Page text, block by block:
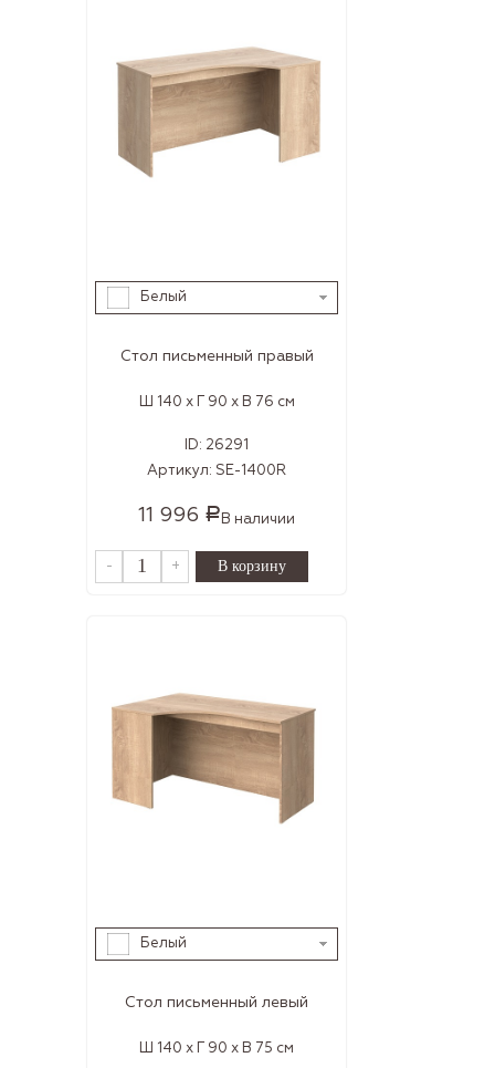
Белый
Стол письменный правый
Ш 140 x Г 90 x В 76 см
ID: 26291
Артикул: SE-1400R
11 996 Р В наличии
- +
Белый
Стол письменный левый
Ш 140 x Г 90 x В 75 см